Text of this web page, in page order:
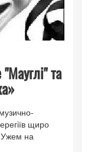
та
щиро
Ужем на